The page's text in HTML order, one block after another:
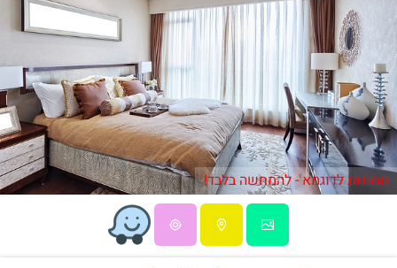
תמונות לדוגמא - להמחשה בלבד!